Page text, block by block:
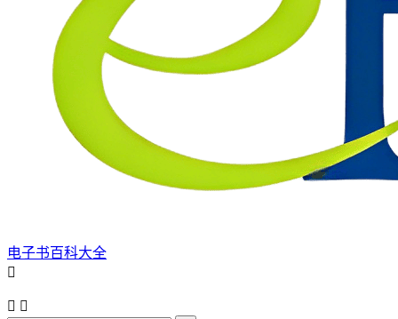
电子书百科大全

 